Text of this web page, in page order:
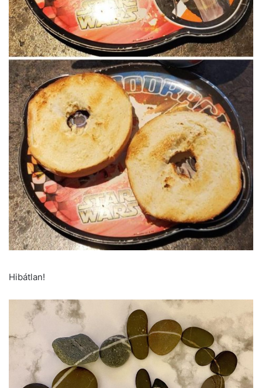
Hibátlan!